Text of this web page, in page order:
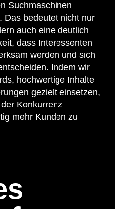
Suchmaschinen
Das bedeutet nicht nur
auch eine deutlich
dass Interessenten
werden und sich
Indem wir
hochwertige Inhalte
gezielt einsetzen,
Konkurrenz
mehr Kunden zu